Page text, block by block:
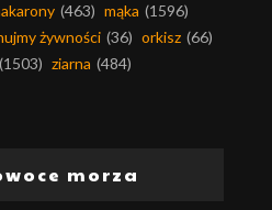
(463) mąka (1596)
żywności (36) orkisz (66)
(1503) ziarna (484)
morza